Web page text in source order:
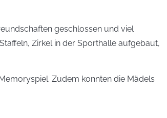
geschlossen und viel
Zirkel in der Sporthalle aufgebaut,
Zudem konnten die Mädels